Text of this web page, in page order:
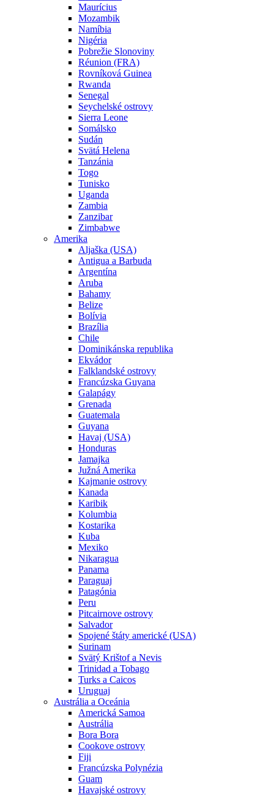
Maurícius
Mozambik
Namíbia
Nigéria
Pobrežie Slonoviny
Réunion (FRA)
Rovníková Guinea
Rwanda
Senegal
Seychelské ostrovy
Sierra Leone
Somálsko
Sudán
Svätá Helena
Tanzánia
Togo
Tunisko
Uganda
Zambia
Zanzibar
Zimbabwe
Amerika
Aljaška (USA)
Antigua a Barbuda
Argentína
Aruba
Bahamy
Belize
Bolívia
Brazília
Chile
Dominikánska republika
Ekvádor
Falklandské ostrovy
Francúzska Guyana
Galapágy
Grenada
Guatemala
Guyana
Havaj (USA)
Honduras
Jamajka
Južná Amerika
Kajmanie ostrovy
Kanada
Karibik
Kolumbia
Kostarika
Kuba
Mexiko
Nikaragua
Panama
Paraguaj
Patagónia
Peru
Pitcairnove ostrovy
Salvador
Spojené štáty americké (USA)
Surinam
Svätý Krištof a Nevis
Trinidad a Tobago
Turks a Caicos
Uruguaj
Austrália a Oceánia
Americká Samoa
Austrália
Bora Bora
Cookove ostrovy
Fiji
Francúzska Polynézia
Guam
Havajské ostrovy